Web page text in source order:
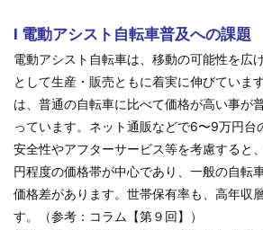
Ⅰ 電動アシスト自転車普及への課題
電動アシスト自転車は、移動の可能性を広
として生産・販売ともに着実に伸びていま
は、普通の自転車に比べて価格が高い事が
っています。ネット通販などで6〜9万円台
安全性やアフターサービス等を考慮すると
円程度の価格帯が中心であり、一般の自転
価格差があります。世帯保有率も、高年収
す。（参考：コラム【第９回】）